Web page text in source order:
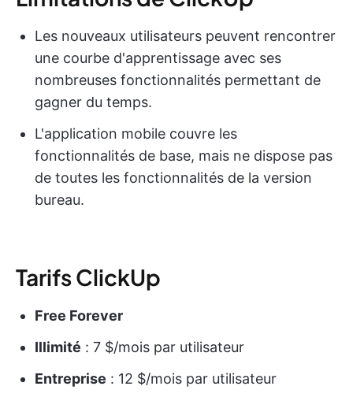
Les nouveaux utilisateurs peuvent rencontrer
une courbe d'apprentissage avec ses
nombreuses fonctionnalités permettant de
gagner du temps.
L'application mobile couvre les
fonctionnalités de base, mais ne dispose pas
de toutes les fonctionnalités de la version
bureau.
Tarifs ClickUp
Free Forever
Illimité : 7 $/mois par utilisateur
Entreprise : 12 $/mois par utilisateur